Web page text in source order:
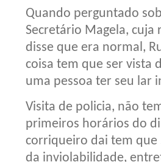
Quando perguntado
Secretário Magela,
disse que era normal,
coisa tem que ser vista
uma pessoa ter seu lar
Visita de policia, não
primeiros horários do
corriqueiro dai tem que
da inviolabilidade,